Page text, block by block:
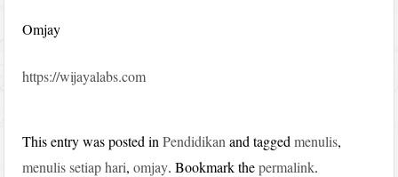
Omjay
https://wijayalabs.com
This entry was posted inPendidikan and taggedmenulis,
menulis setiap hari,omjay. Bookmark thepermalink.